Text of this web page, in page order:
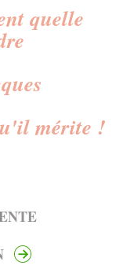
quelle
mérite !